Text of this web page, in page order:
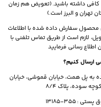
داشته باشید.(تعویض هم زمان
و البرز است.)
سفارش داده شده با اطلاعات
ساعت پس از تحویل، لازم است از طریق تماس تلفنی با
ارسال کنیم؟
به پل همت، خیابان قموشی، خیابان
سوده، پلاک 8/4
: 355-13185